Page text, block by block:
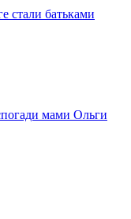
стали батьками
мами Ольги